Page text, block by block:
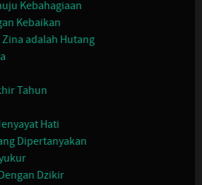
Kebahagiaan
Kebaikan
adalah Hutang
Tahun
Hati
Dipertanyakan
Dzikir